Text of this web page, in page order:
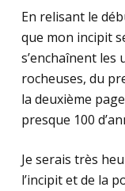
En relisant le
que mon incipit
s’enchaînent les
rocheuses, du
la deuxième
presque 100
Je serais très
l’incipit et de la